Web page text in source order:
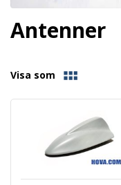
Antenner
Visa som